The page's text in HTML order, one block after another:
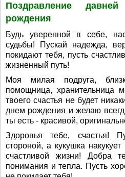
Поздравление
рождения
Будь уверенной в себе,
судьбы! Пускай надежда,
покидают тебя, пусть
жизненный путь!
Моя милая подруга,
помощница, хранительница
твоего счастья не будет
днем рождения и желаю
ты есть - красивой,
Здоровья тебе, счастья!
стороной, а кукушка
счастливой жизни! Добра
понимания и тепла. Пусть